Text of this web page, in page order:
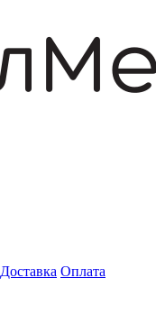
Доставка Оплата